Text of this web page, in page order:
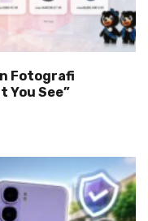
Fotografi
You See”